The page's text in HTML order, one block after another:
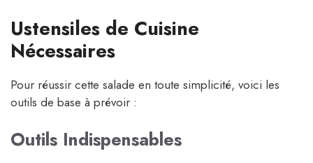
Ustensiles de Cuisine
Nécessaires
Pour réussir cette salade en toute simplicité, voici les
outils de base à prévoir :
Outils Indispensables